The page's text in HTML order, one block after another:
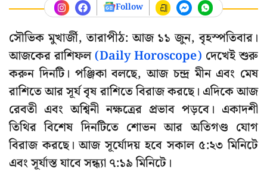
Follow
সৌভিক মুখার্জী, তারাপীঠ: আজ ১১ জুন, বৃহস্পতিবার।
আজকের রাশিফল(Daily Horoscope) দেখেই শুরু
করুন দিনটি। পঞ্জিকা বলছে, আজ চন্দ্র মীন এবং মেষ
রাশিতে আর সূর্য বৃষ রাশিতে বিরাজ করছে। এদিকে আজ
রেবতী এবং অশ্বিনী নক্ষত্রের প্রভাব পড়বে। একাদশী
তিথির বিশেষ দিনটিতে শোভন আর অতিগণ্ড যোগ
বিরাজ করছে। আজ সূর্যোদয় হবে সকাল ৫:২৩ মিনিটে
এবং সূর্যাস্ত যাবে সন্ধ্যা ৭:১৯ মিনিটে।